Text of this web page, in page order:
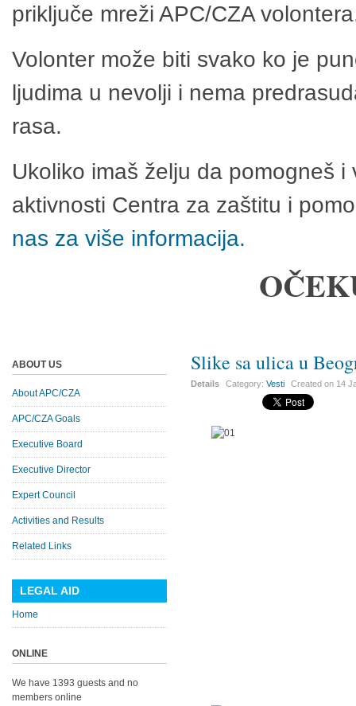
priključe mreži APC/CZA
Volonter može biti svako ko je
ljudima u nevolji i nema
rasa.
Ukoliko imaš želju da pomogneš
aktivnosti Centra za zaštitu i
nas za više informacija.
Slike sa ulica u
Details Category:Vesti Created on 14
ABOUT US
About APC/CZA
APC/CZA Goals
Executive Board
Executive Director
Expert Council
Activities and Results
Related Links
LEGAL AID
Home
ONLINE
We have 1393 guests and no
members online